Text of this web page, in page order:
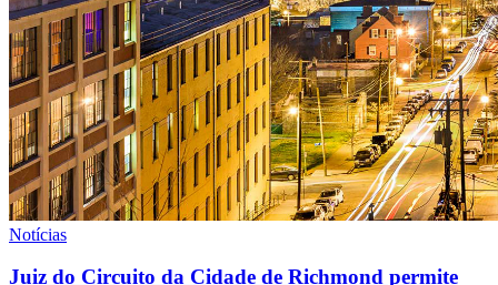
Notícias
Juiz do Circuito da Cidade de Richmond permite